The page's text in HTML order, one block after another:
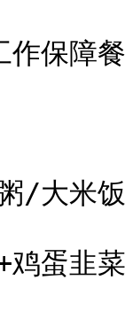
保障
/大米饭
鸡蛋韭